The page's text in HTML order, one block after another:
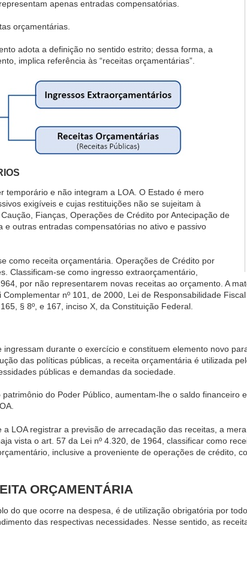
apenas entradas compensatórias.
orçamentárias.
adota a definição no sentido estrito; dessa forma, a
implica referência às “receitas orçamentárias”.
temporário e não integram a LOA. O Estado é mero
exigíveis e cujas restituições não se sujeitam à
Fianças, Operações de Crédito por Antecipação de
outras entradas compensatórias no ativo e passivo
como receita orçamentária. Operações de Crédito por
Classificam-se como ingresso extraorçamentário,
por não representarem novas receitas ao orçamento. A
nº 101, de 2000, Lei de Responsabilidade
§ 8º, e 167, inciso X, da Constituição Federal.
durante o exercício e constituem elemento novo
das políticas públicas, a receita orçamentária é utilizada
públicas e demandas da sociedade.
do Poder Público, aumentam-lhe o saldo financeiro
LOA registrar a previsão de arrecadação das receitas, a
vista o art. 57 da Lei nº 4.320, de 1964, classificar como
inclusive a proveniente de operações de crédito,
ORÇAMENTÁRIA
do que ocorre na despesa, é de utilização obrigatória por
das respectivas necessidades. Nesse sentido, as